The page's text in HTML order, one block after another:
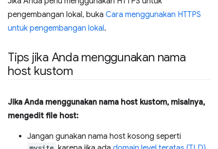
pengembangan lokal, buka Cara menggunakan HTTPS
untuk pengembangan lokal.
Tips jika Anda menggunakan nama
host kustom
Jika Anda menggunakan nama host kustom, misalnya,
mengedit file host:
Jangan gunakan nama host kosong seperti